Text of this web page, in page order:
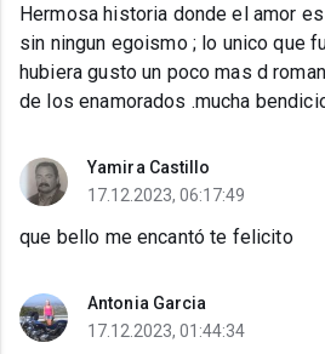
Hermosa historia donde el amor
sin ningun egoismo ; lo unico que
hubiera gusto un poco mas d
de los enamorados .mucha
Yamira Castillo
17.12.2023, 06:17:49
que bello me encantó te felicito
Antonia Garcia
17.12.2023, 01:44:34